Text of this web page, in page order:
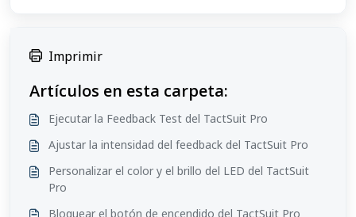
Imprimir
Artículos en esta carpeta:
Ejecutar la Feedback Test del TactSuit Pro
Ajustar la intensidad del feedback del TactSuit Pro
Personalizar el color y el brillo del LED del TactSuit
Pro
Bloquear el botón de encendido del TactSuit Pro